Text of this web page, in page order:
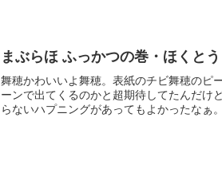
まぶらほ ふっかつの巻・ほくと
舞穂かわいいよ舞穂。表紙のチビ舞穂のピ
ーンで出てくるのかと超期待してたんだけ
らないハプニングがあってもよかったなぁ